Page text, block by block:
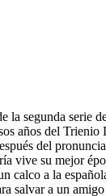
la segunda serie
años del
del
vive su mejor
calco a la
salvar a un